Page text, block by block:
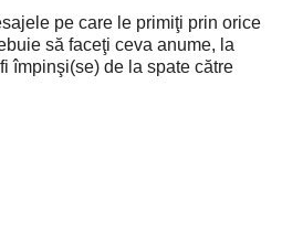
pe care le primiţi prin orice
să faceţi ceva anume, la
împinşi(se) de la spate către